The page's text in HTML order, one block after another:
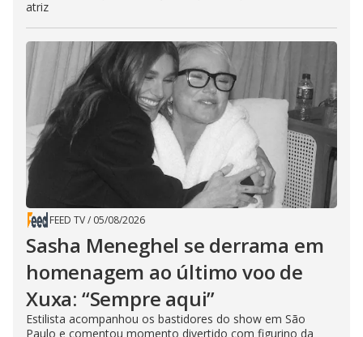
atriz
FEED TV/ 05/08/2026
Sasha Meneghel se derrama em
homenagem ao último voo de
Xuxa: “Sempre aqui”
Estilista acompanhou os bastidores do show em São
Paulo e comentou momento divertido com figurino da